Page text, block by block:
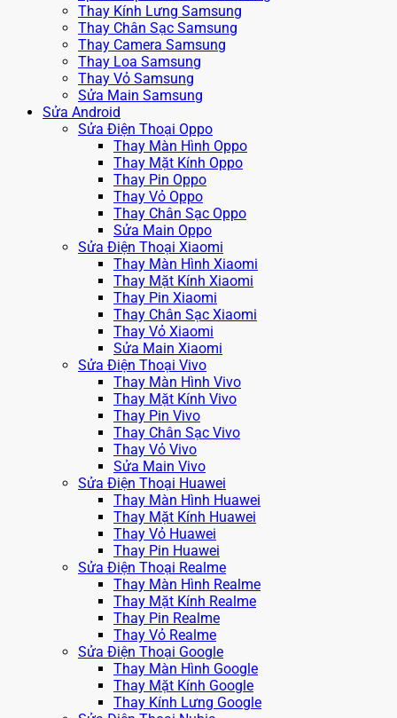
Thay Kính Lưng Samsung
Thay Chân Sạc Samsung
Thay Camera Samsung
Thay Loa Samsung
Thay Vỏ Samsung
Sửa Main Samsung
Sửa Android
Sửa Điện Thoại Oppo
Thay Màn Hình Oppo
Thay Mặt Kính Oppo
Thay Pin Oppo
Thay Vỏ Oppo
Thay Chân Sạc Oppo
Sửa Main Oppo
Sửa Điện Thoại Xiaomi
Thay Màn Hình Xiaomi
Thay Mặt Kính Xiaomi
Thay Pin Xiaomi
Thay Chân Sạc Xiaomi
Thay Vỏ Xiaomi
Sửa Main Xiaomi
Sửa Điện Thoại Vivo
Thay Màn Hình Vivo
Thay Mặt Kính Vivo
Thay Pin Vivo
Thay Chân Sạc Vivo
Thay Vỏ Vivo
Sửa Main Vivo
Sửa Điện Thoại Huawei
Thay Màn Hình Huawei
Thay Mặt Kính Huawei
Thay Vỏ Huawei
Thay Pin Huawei
Sửa Điện Thoại Realme
Thay Màn Hình Realme
Thay Mặt Kính Realme
Thay Pin Realme
Thay Vỏ Realme
Sửa Điện Thoại Google
Thay Màn Hình Google
Thay Mặt Kính Google
Thay Kính Lưng Google